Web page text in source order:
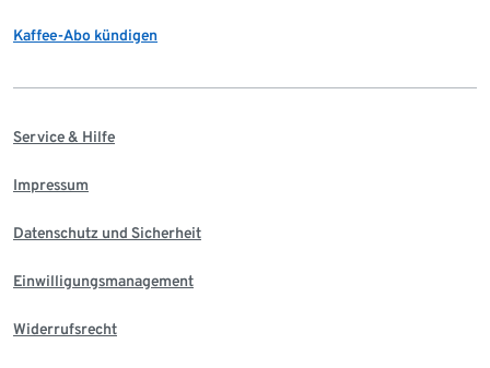
Kaffee-Abo kündigen
Service & Hilfe
Impressum
Datenschutz und Sicherheit
Einwilligungsmanagement
Widerrufsrecht